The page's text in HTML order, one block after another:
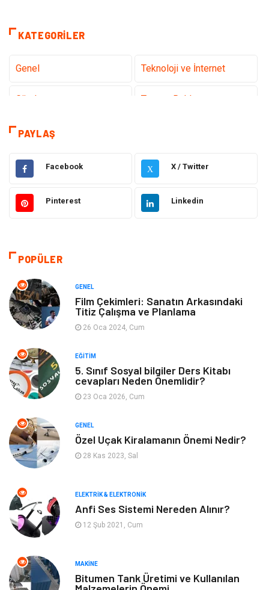
KATEGORILER
Genel Teknoloji ve İnternet
Gündem Tanıtıcı Reklam
Sağlık
Hukuk Dekorasyon
Elektrik & Elektronik Giyim
Eğitim ve Kariyer
Otomotiv
Makine Alışveriş
Tatil Yeme İçme
Bilgisayar & Yazılım Spor
İnternet
Finans ve Yönetim Gayrimenkul
Mobilya Aksesuar
Anne Çocuk
PAYLAŞ
Facebook X X / Twitter
Pinterest Linkedin
POPÜLER
GENEL
Film Çekimleri: Sanatın Arkasındaki
Titiz Çalışma ve Planlama
26 Oca 2024, Cum
EĞITIM
5. Sınıf Sosyal bilgiler Ders Kitabı
cevapları Neden Önemlidir?
23 Oca 2026, Cum
GENEL
Özel Uçak Kiralamanın Önemi Nedir?
28 Kas 2023, Sal
ELEKTRIK & ELEKTRONIK
Anfi Ses Sistemi Nereden Alınır?
12 Şub 2021, Cum
MAKINE
Bitumen Tank Üretimi ve Kullanılan